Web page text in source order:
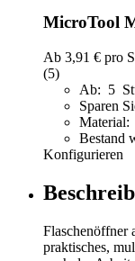
MicroTool
Ab 3,91 € pro
(5)
Ab: 5
Sparen
Material:
Bestand
Konfigurieren
Flaschenöffner
praktisches,